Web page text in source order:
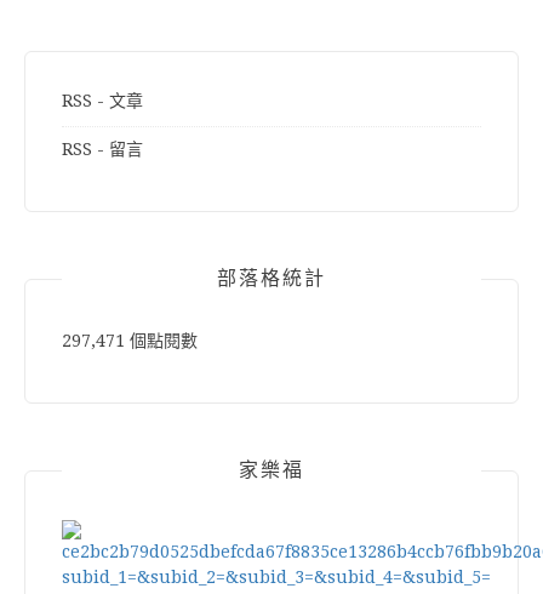
RSS - 文章
RSS - 留言
部落格統計
297,471 個點閱數
家樂福